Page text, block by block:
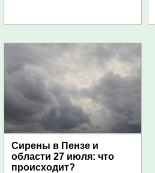
Сирены в Пензе и
области 27 июля: что
происходит?